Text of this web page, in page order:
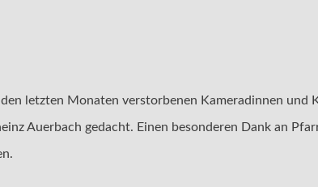
letzten Monaten verstorbenen Kameradinnen und
Auerbach gedacht. Einen besonderen Dank an